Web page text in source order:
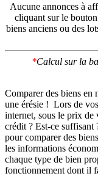
Aucune annonces à
cliquant sur le
biens anciens ou des
*Calcul sur la
Comparer des biens en
une érésie ! Lors de
internet, sous le prix de
crédit ? Est-ce
pour comparer des
les informations
chaque type de bien
fonctionnement dont il